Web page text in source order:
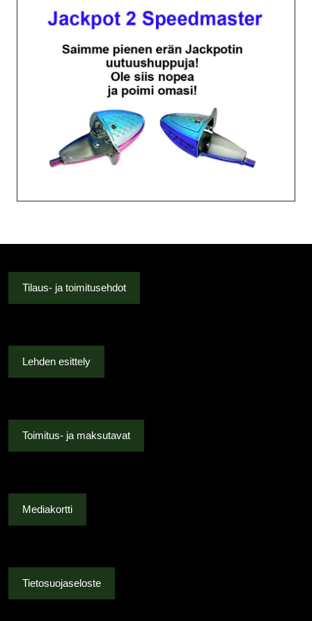
Tilaus- ja toimitusehdot
Lehden esittely
Toimitus- ja maksutavat
Mediakortti
Tietosuojaseloste